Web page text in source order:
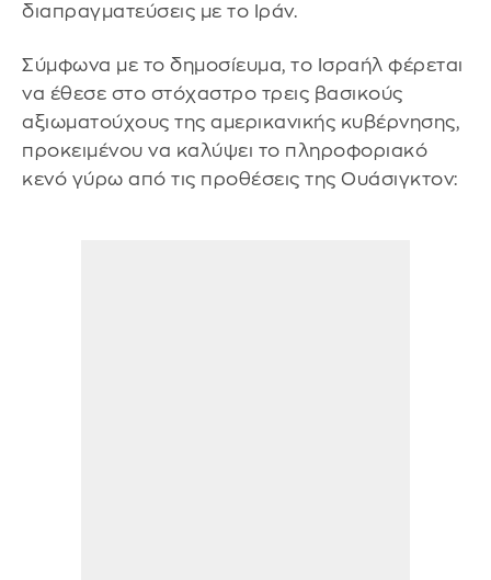
διαπραγματεύσεις με το Ιράν.
Σύμφωνα με το δημοσίευμα, το Ισραήλ φέρεται
να έθεσε στο στόχαστρο τρεις βασικούς
αξιωματούχους της αμερικανικής κυβέρνησης,
προκειμένου να καλύψει το πληροφοριακό
κενό γύρω από τις προθέσεις της Ουάσιγκτον: